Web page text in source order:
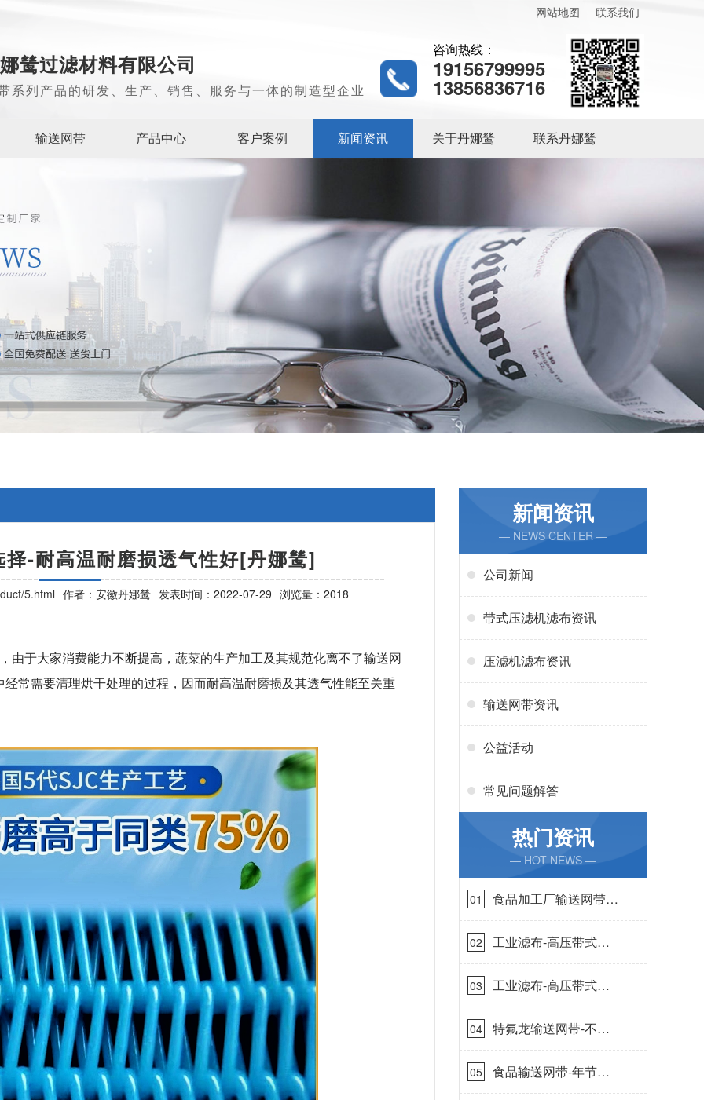
网站地图 联系我们
鸶过滤材料有限公司
系列产品的研发、生产、销售、服务与一体的制造型企业
咨询热线：
19156799995
13856836716
输送网带 产品中心 客户案例 新闻资讯 关于丹娜鸶 联系丹娜鸶
-耐高温耐磨损透气性好[丹娜鸶]
5.html 作者：安徽丹娜鸶 发表时间：2022-07-29 浏览量：2018
由于大家消费能力不断提高，蔬菜的生产加工及其规范化离不了输送网
经常需要清理烘干处理的过程，因而耐高温耐磨损及其透气性能至关重
新闻资讯
— NEWS CENTER —
公司新闻
带式压滤机滤布资讯
压滤机滤布资讯
输送网带资讯
公益活动
常见问题解答
热门资讯
— HOT NEWS —
01
食品加工厂输送网带哪
里有-耐温耐磨{丹娜鸶
过滤}
02
工业滤布-高压带式滤
布需要高强耐磨吗{丹
娜鸶过滤}
03
工业滤布-高压带式滤
布一定要高强耐磨{丹
娜鸶过滤}
04
特氟龙输送网带-不惧
高温{丹娜鸶过滤}
05
食品输送网带-年节省
成本75万{丹娜鸶过滤}